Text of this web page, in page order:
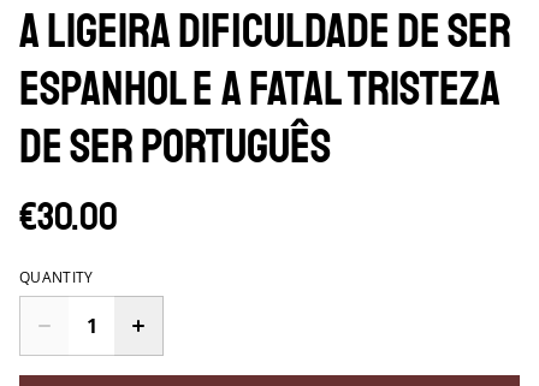
A Ligeira Dificuldade de Ser
Espanhol e A Fatal Tristeza
de Ser Português
€30.00
QUANTITY